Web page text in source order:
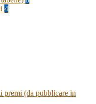
4
premi (da pubblicare in